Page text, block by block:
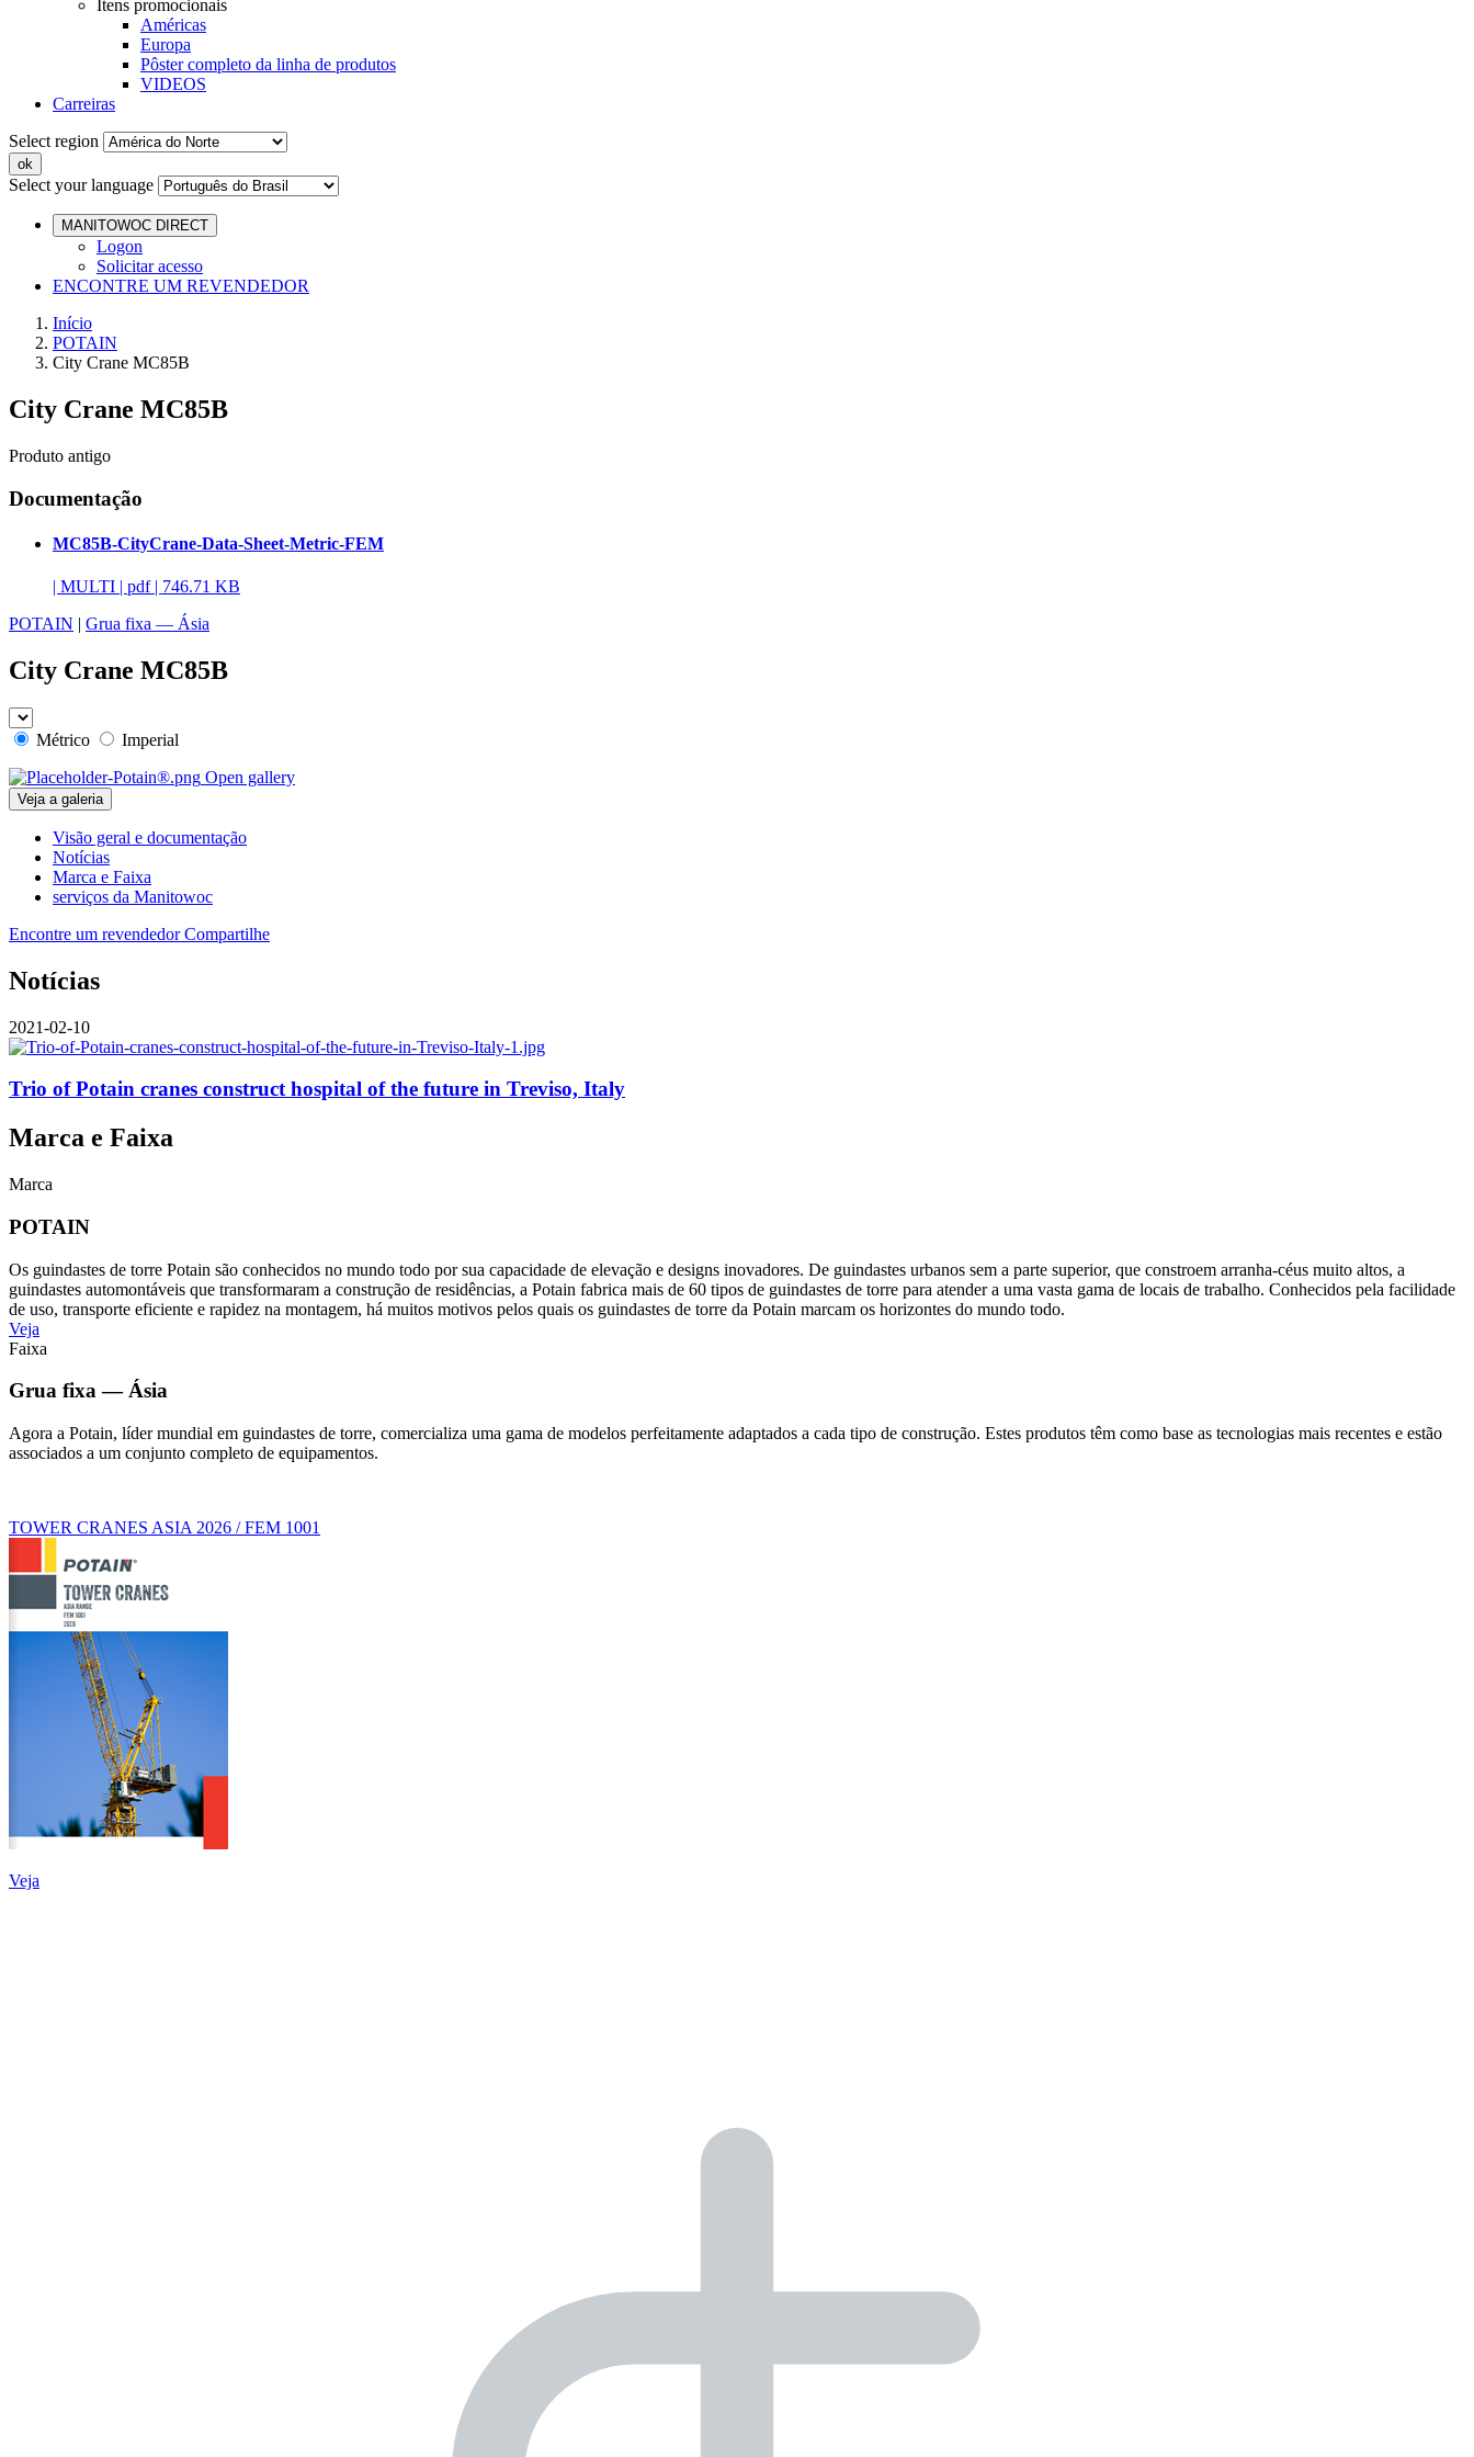
Itens promocionais
Américas
Europa
Pôster completo da linha de produtos
VIDEOS
Carreiras
Select region
Select your language
MANITOWOC DIRECT
Logon
Solicitar acesso
ENCONTRE UM REVENDEDOR
Início
POTAIN
City Crane MC85B
City Crane MC85B
Produto antigo
Documentação
MC85B-CityCrane-Data-Sheet-Metric-FEM
| MULTI | pdf | 746.71 KB
POTAIN | Grua fixa — Ásia
City Crane MC85B
Métrico
Imperial
Open gallery
Veja a galeria
Visão geral e documentação
Notícias
Marca e Faixa
serviços da Manitowoc
Encontre um revendedor Compartilhe
Notícias
2021-02-10
Trio of Potain cranes construct hospital of the future in Treviso, Italy
Marca e Faixa
Marca
POTAIN
Os guindastes de torre Potain são conhecidos no mundo todo por sua capacidade de elevação e designs inovadores. De guindastes urbanos sem a parte superior, que constroem arranha-céus muito altos, a
guindastes automontáveis que transformaram a construção de residências, a Potain fabrica mais de 60 tipos de guindastes de torre para atender a uma vasta gama de locais de trabalho. Conhecidos pela facilidade
de uso, transporte eficiente e rapidez na montagem, há muitos motivos pelos quais os guindastes de torre da Potain marcam os horizontes do mundo todo.
Veja
Faixa
Grua fixa — Ásia
Agora a Potain, líder mundial em guindastes de torre, comercializa uma gama de modelos perfeitamente adaptados a cada tipo de construção. Estes produtos têm como base as tecnologias mais recentes e estão
associados a um conjunto completo de equipamentos.
TOWER CRANES ASIA 2026 / FEM 1001
Veja